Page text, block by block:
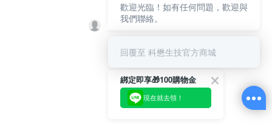
綁定即享🎁100購物金
現在就去領！
歡迎光臨！如有任何問題，歡迎與
我們聯絡。
回覆至 科懋生技官方商城